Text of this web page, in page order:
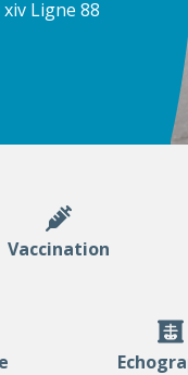
Ligne 88
Vaccination